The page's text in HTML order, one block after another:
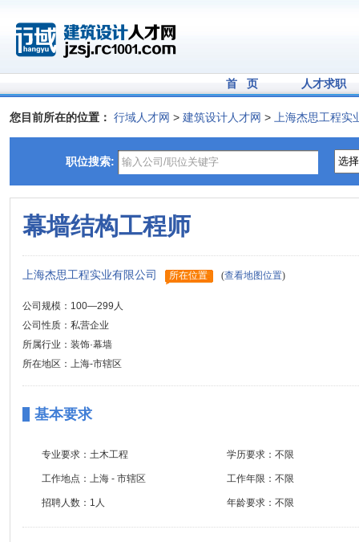
首 页 人才求职
您目前所在的位置： 行域人才网 > 建筑设计人才网 > 上海杰思工程实
职位搜索:
幕墙结构工程师
上海杰思工程实业有限公司 所在位置 (查看地图位置)
公司规模：100—299人
公司性质：私营企业
所属行业：装饰·幕墙
所在地区：上海-市辖区
基本要求
专业要求： 土木工程 学历要求： 不限
工作地点： 上海 - 市辖区 工作年限： 不限
招聘人数： 1人 年龄要求： 不限